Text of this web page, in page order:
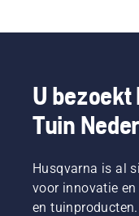
U bezoekt
Tuin
Husqvarna is al
voor innovatie
en